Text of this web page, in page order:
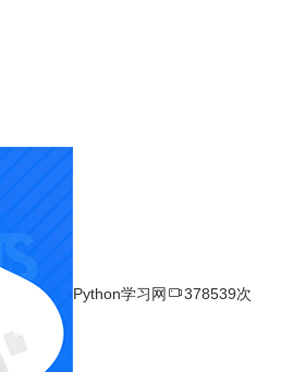
Python学习网 378539次